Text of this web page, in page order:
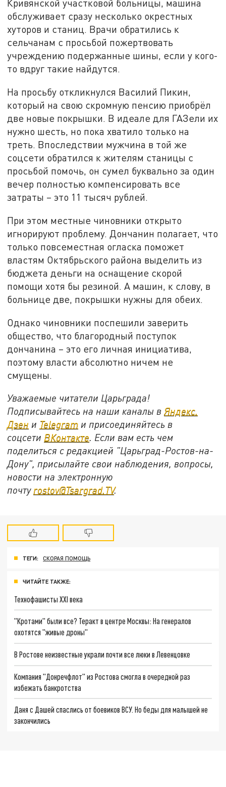
Кривянской участковой больницы, машина
обслуживает сразу несколько окрестных
хуторов и станиц. Врачи обратились к
сельчанам с просьбой пожертвовать
учреждению подержанные шины, если у кого-
то вдруг такие найдутся.
На просьбу откликнулся Василий Пикин,
который на свою скромную пенсию приобрёл
две новые покрышки. В идеале для ГАЗели их
нужно шесть, но пока хватило только на
треть. Впоследствии мужчина в той же
соцсети обратился к жителям станицы с
просьбой помочь, он сумел буквально за один
вечер полностью компенсировать все
затраты – это 11 тысяч рублей.
При этом местные чиновники открыто
игнорируют проблему. Дончанин полагает, что
только повсеместная огласка поможет
властям Октябрьского района выделить из
бюджета деньги на оснащение скорой
помощи хотя бы резиной. А машин, к слову, в
больнице две, покрышки нужны для обеих.
Однако чиновники поспешили заверить
общество, что благородный поступок
дончанина – это его личная инициатива,
поэтому власти абсолютно ничем не
смущены.
Уважаемые читатели Царьграда!
Подписывайтесь на наши каналы вЯндекс.
Дзен и Telegram и присоединяйтесь в
соцсети ВКонтакте. Если вам есть чем
поделиться с редакцией "Царьград-Ростов-на-
Дону", присылайте свои наблюдения, вопросы,
новости на электронную
почту rostov@Tsargrad.ТV.
ТЕГИ: СКОРАЯ ПОМОЩЬ
ЧИТАЙТЕ ТАКЖЕ:
Технофашисты XXI века
"Кротами" были все? Теракт в центре Москвы: На генералов
охотятся "живые дроны"
В Ростове неизвестные украли почти все люки в Левенцовке
Компания "Донречфлот" из Ростова смогла в очередной раз
избежать банкротства
Даня с Дашей спаслись от боевиков ВСУ. Но беды для малышей не
закончились